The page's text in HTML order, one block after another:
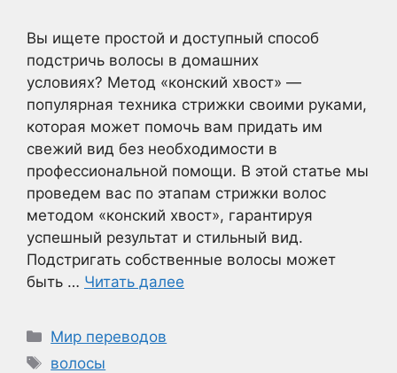
Вы ищете простой и доступный способ
подстричь волосы в домашних
условиях? Метод «конский хвост» —
популярная техника стрижки своими руками,
которая может помочь вам придать им
свежий вид без необходимости в
профессиональной помощи. В этой статье мы
проведем вас по этапам стрижки волос
методом «конский хвост», гарантируя
успешный результат и стильный вид.
Подстригать собственные волосы может
быть … Читать далее
Рубрики
Мир переводов
Метки
волосы